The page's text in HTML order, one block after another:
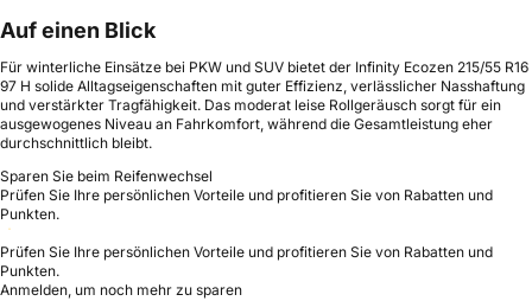
Auf einen Blick
Für winterliche Einsätze bei PKW und SUV bietet der Infinity Ecozen 215/55 R16
97 H solide Alltagseigenschaften mit guter Effizienz, verlässlicher Nasshaftung
und verstärkter Tragfähigkeit. Das moderat leise Rollgeräusch sorgt für ein
ausgewogenes Niveau an Fahrkomfort, während die Gesamtleistung eher
durchschnittlich bleibt.
Sparen Sie beim Reifenwechsel
Prüfen Sie Ihre persönlichen Vorteile und profitieren Sie von Rabatten und
Punkten.
Prüfen Sie Ihre persönlichen Vorteile und profitieren Sie von Rabatten und
Punkten.
Anmelden, um noch mehr zu sparen